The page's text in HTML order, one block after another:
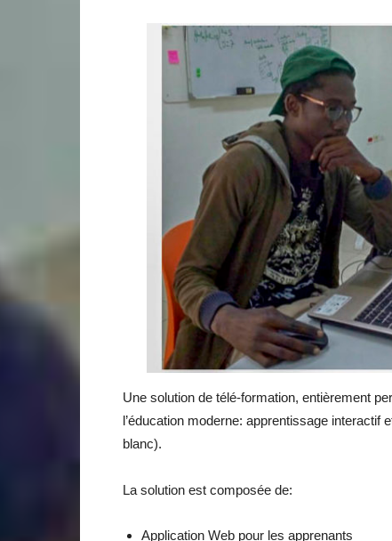
Une solution de télé-formation, entièrement
l’éducation moderne: apprentissage
blanc).
La solution est composée de:
Application Web pour les apprenants